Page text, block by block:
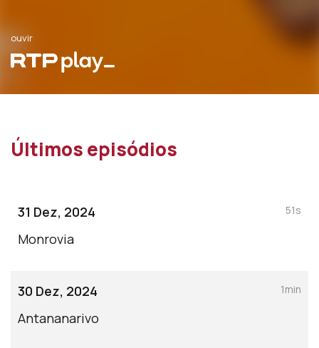
ouvir
Últimos episódios
31 Dez, 2024
Monrovia
51s
30 Dez, 2024
Antananarivo
1min